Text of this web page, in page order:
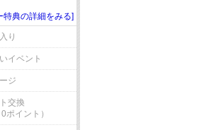
典の詳細をみる]
り
イベント
ジ
交換
0ポイント）